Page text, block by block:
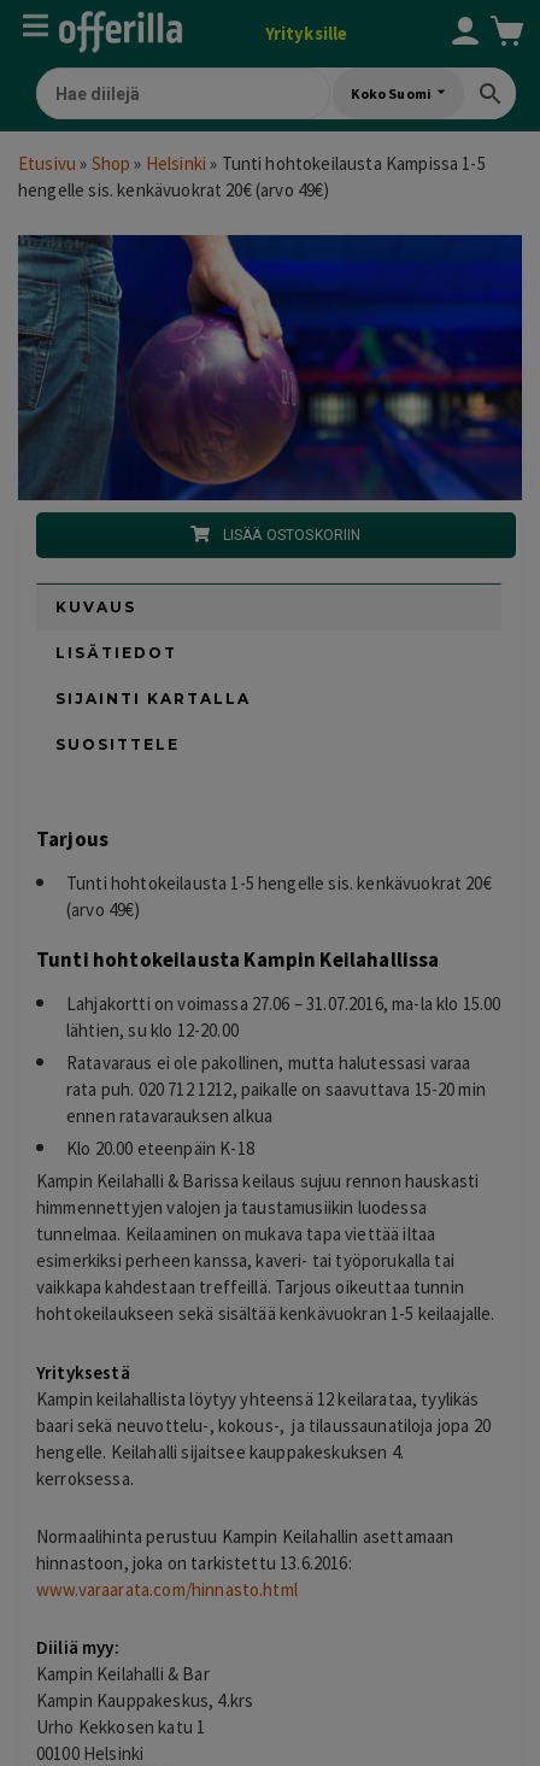
Yrityksille
Koko Suomi
Etusivu » Shop » Helsinki » Tunti hohtokeilausta Kampissa 1-5
hengelle sis. kenkävuokrat 20€ (arvo 49€)
LISÄÄ OSTOSKORIIN
KUVAUS
LISÄTIEDOT
SIJAINTI KARTALLA
SUOSITTELE
Tarjous
Tunti hohtokeilausta 1-5 hengelle sis. kenkävuokrat 20€
(arvo 49€)
Tunti hohtokeilausta Kampin Keilahallissa
Lahjakortti on voimassa 27.06 – 31.07.2016, ma-la klo 15.00
lähtien, su klo 12-20.00
Ratavaraus ei ole pakollinen, mutta halutessasi varaa
rata puh. 020 712 1212, paikalle on saavuttava 15-20 min
ennen ratavarauksen alkua
Klo 20.00 eteenpäin K-18
Kampin Keilahalli & Barissa keilaus sujuu rennon hauskasti
himmennettyjen valojen ja taustamusiikin luodessa
tunnelmaa. Keilaaminen on mukava tapa viettää iltaa
esimerkiksi perheen kanssa, kaveri- tai työporukalla tai
vaikkapa kahdestaan treffeillä. Tarjous oikeuttaa tunnin
hohtokeilaukseen sekä sisältää kenkävuokran 1-5 keilaajalle.
Yrityksestä
Kampin keilahallista löytyy yhteensä 12 keilarataa, tyylikäs
baari sekä neuvottelu-, kokous-, ja tilaussaunatiloja jopa 20
hengelle. Keilahalli sijaitsee kauppakeskuksen 4.
kerroksessa.
Normaalihinta perustuu Kampin Keilahallin asettamaan
hinnastoon, joka on tarkistettu 13.6.2016:
www.varaarata.com/hinnasto.html
Diiliä myy:
Kampin Keilahalli & Bar
Kampin Kauppakeskus, 4.krs
Urho Kekkosen katu 1
00100 Helsinki